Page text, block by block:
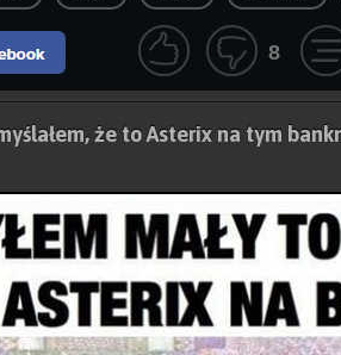
8
że to Asterix na tym